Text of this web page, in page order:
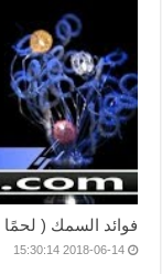
فوائد السمك ( لحمًا
2018-06-14 15:30:14